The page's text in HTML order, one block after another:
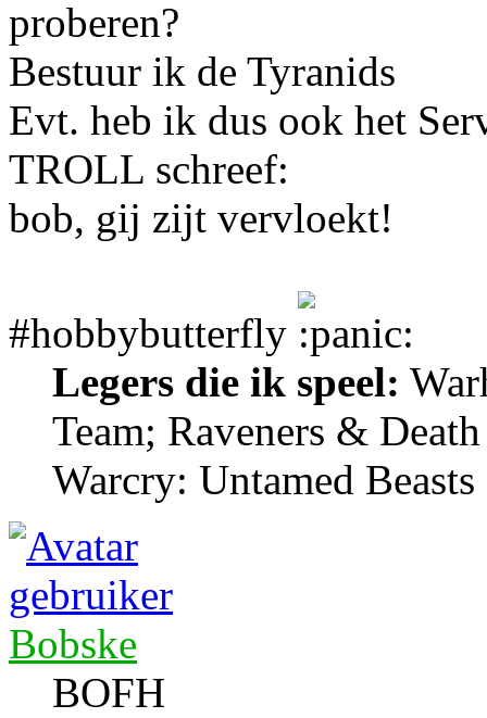
proberen?
Bestuur ik de Tyranids
Evt. heb ik dus ook het
TROLL schreef:
bob, gij zijt vervloekt!
#hobbybutterfly
Legers die ik speel:
Team; Raveners &
Warcry: Untamed Beasts
Bobske
BOFH